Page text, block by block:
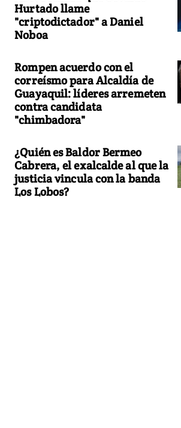
Hurtado llame
"criptodictador" a Daniel
Noboa
Rompen acuerdo con el
correísmo para Alcaldía de
Guayaquil: líderes arremeten
contra candidata
"chimbadora"
¿Quién es Baldor Bermeo
Cabrera, el exalcalde al que la
justicia vincula con la banda
Los Lobos?